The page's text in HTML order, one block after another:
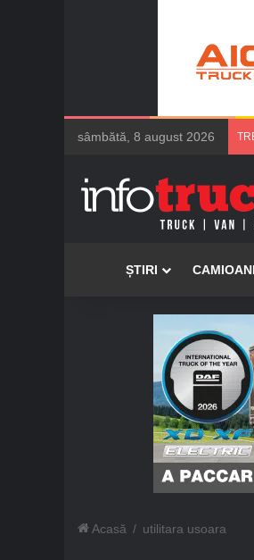
sâmbătă, 8 august 2026
AcasăȘTIRI
Acasă / utilitara usoara